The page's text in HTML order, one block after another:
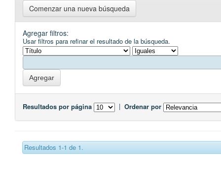
Comenzar una nueva búsqueda
Agregar filtros:
Usar filtros para refinar el resultado de la búsqueda.
Resultados por página | Ordenar por
Resultados 1-1 de 1.